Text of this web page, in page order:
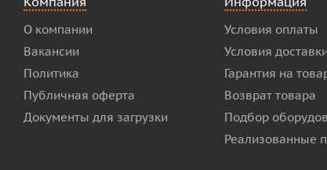
О компании
Вакансии
Политика
Публичная оферта
Документы для загрузки
Условия оплаты
Условия доставки
Гарантия на
Возврат товара
Подбор
Реализованные